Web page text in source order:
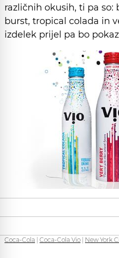
različnih okusih, ti pa
burst, tropical colada in
izdelek prijel pa bo
Coca-Cola Coca-Cola Vio New York